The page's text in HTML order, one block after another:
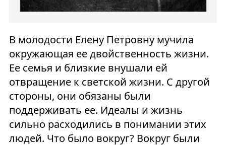
В молодости Елену Петровну мучила
окружающая ее двойственность жизни.
Ее семья и близкие внушали ей
отвращение к светской жизни. С другой
стороны, они обязаны были
поддерживать ее. Идеалы и жизнь
сильно расходились в понимании этих
людей. Что было вокруг? Вокруг были